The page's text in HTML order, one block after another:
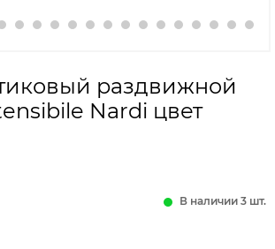
раздвижной
Nardi цвет
В наличии 3 шт.